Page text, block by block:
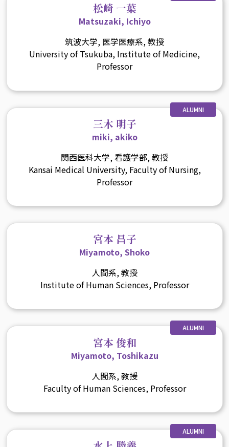
松崎 一葉
Matsuzaki, Ichiyo
筑波大学, 医学医療系, 教授
University of Tsukuba, Institute of Medicine,
Professor
ALUMNI
三木 明子
miki, akiko
関西医科大学, 看護学部, 教授
Kansai Medical University, Faculty of Nursing,
Professor
宮本 昌子
Miyamoto, Shoko
人間系, 教授
Institute of Human Sciences, Professor
ALUMNI
宮本 俊和
Miyamoto, Toshikazu
人間系, 教授
Faculty of Human Sciences, Professor
ALUMNI